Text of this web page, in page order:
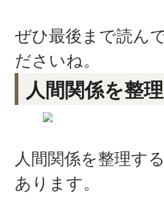
ぜひ最後まで読ん
ださいね。
人間関係を整
人間関係を整理す
あります。